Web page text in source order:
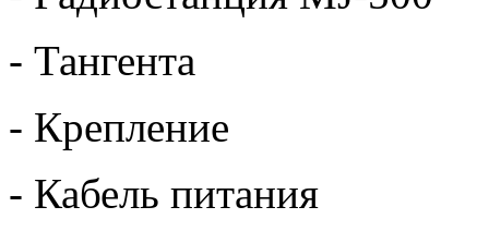
- Тангента
- Крепление
- Кабель питания